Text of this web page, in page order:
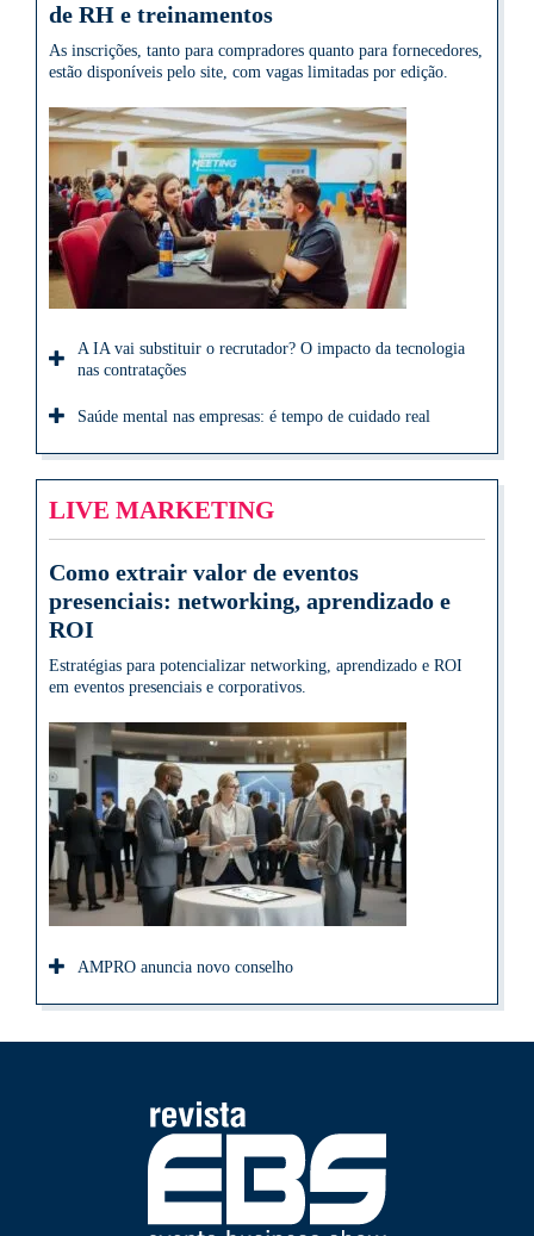
de RH e treinamentos
As inscrições, tanto para compradores quanto para fornecedores,
estão disponíveis pelo site, com vagas limitadas por edição.
A IA vai substituir o recrutador? O impacto da tecnologia
nas contratações
Saúde mental nas empresas: é tempo de cuidado real
LIVE MARKETING
Como extrair valor de eventos
presenciais: networking, aprendizado e
ROI
Estratégias para potencializar networking, aprendizado e ROI
em eventos presenciais e corporativos.
AMPRO anuncia novo conselho